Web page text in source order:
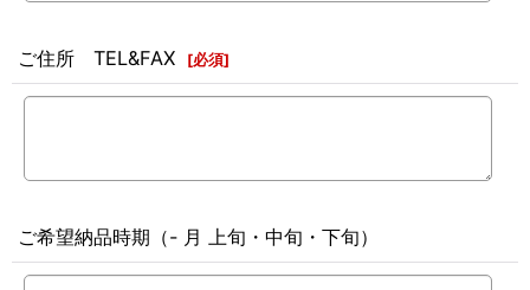
ご住所 TEL&FAX [必須]
ご希望納品時期（- 月 上旬・中旬・下旬）